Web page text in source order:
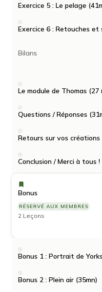
Exercice 5 : Le pelage
Exercice 6 : Retouches et
Bilans
Le module de Thomas (27
Questions / Réponses
Retours sur vos créations
Conclusion / Merci à tous !
Bonus
RÉSERVÉ AUX MEMBRES
2 Leçons
Bonus 1 : Portrait de
Bonus 2 : Plein air (35mn)